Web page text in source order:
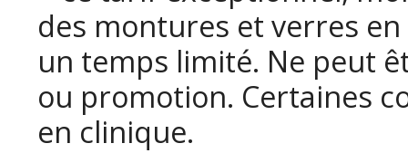
des montures et verres
un temps limité. Ne peut
ou promotion. Certaines
en clinique.